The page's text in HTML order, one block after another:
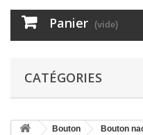
Panier (vide)
CATÉGORIES
Bouton Bouton